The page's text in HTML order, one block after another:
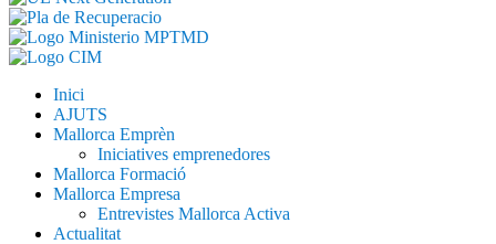
Inici
AJUTS
Mallorca Emprèn
Iniciatives emprenedores
Mallorca Formació
Mallorca Empresa
Entrevistes Mallorca Activa
Actualitat